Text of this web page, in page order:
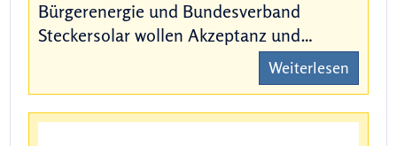
Bürgerenergie und Bundesverband
Steckersolar wollen Akzeptanz und…
Weiterlesen